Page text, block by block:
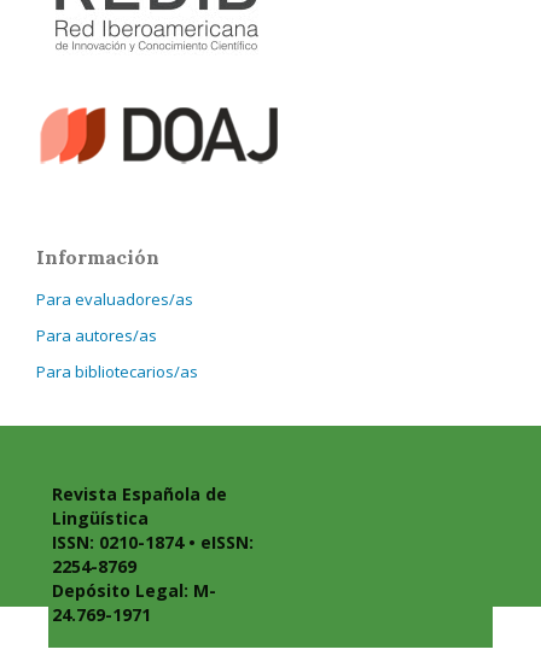
Información
Para evaluadores/as
Para autores/as
Para bibliotecarios/as
Revista Española de
Lingüística
ISSN: 0210-1874 • eISSN:
2254-8769
Depósito Legal: M-
24.769-1971